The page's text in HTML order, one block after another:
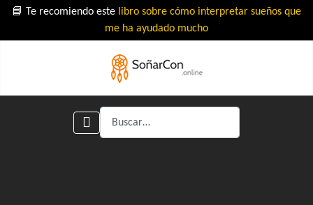
📘 Te recomiendo este libro sobre cómo interpretar sueños que
me ha ayudado mucho
Buscar